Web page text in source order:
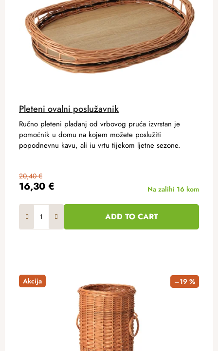
Pleteni ovalni poslužavnik
16,30 €
20,40 €
Na zalihi 16 kom
ADD TO CART
Ručno pleteni pladanj od vrbovog pruća izvrstan je
pomoćnik u domu na kojem možete poslužiti
popodnevnu kavu, ali iu vrtu tijekom ljetne sezone.
Akcija –19 %